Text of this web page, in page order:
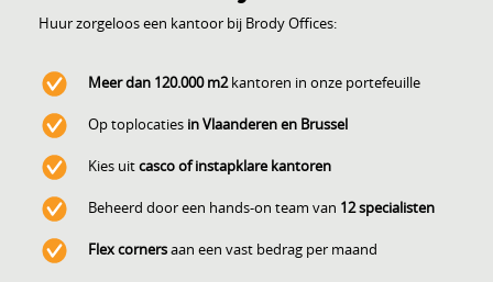
Huur zorgeloos een kantoor bij Brody Offices:
Meer dan 120.000 m2kantoren in onze portefeuille
Op toplocaties in Vlaanderen en Brussel
Kies uitcasco of instapklare kantoren
Beheerd door een hands-on team van 12 specialisten
Flex cornersaan een vast bedrag per maand